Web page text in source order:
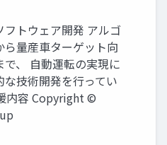
フトウェア開発 アルゴ
ら量産車ターゲット向
で、 自動運転の実現に
な技術開発を行ってい
内容 Copyright ©